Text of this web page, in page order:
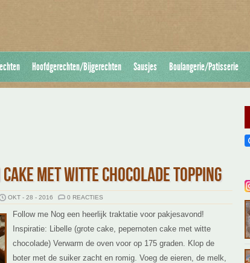
Hoofdgerechten/Bijgerechten Sausjes Boulangerie/Patisserie
MET WITTE CHOCOLADE TOPPING
OKT - 28 - 2016 0 REACTIES
Follow me Nog een heerlijk traktatie voor pakjesavond!
Inspiratie: Libelle (grote cake, pepernoten cake met witte
chocolade) Verwarm de oven voor op 175 graden. Klop de
boter met de suiker zacht en romig. Voeg de eieren, de melk,